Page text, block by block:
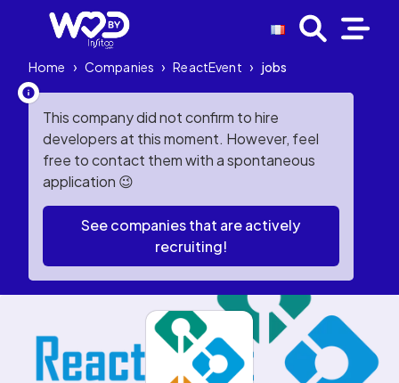
Home › Companies › ReactEvent › jobs
This company did not confirm to hire
developers at this moment. However, feel
free to contact them with a spontaneous
application 😉
See companies that are actively
recruiting!